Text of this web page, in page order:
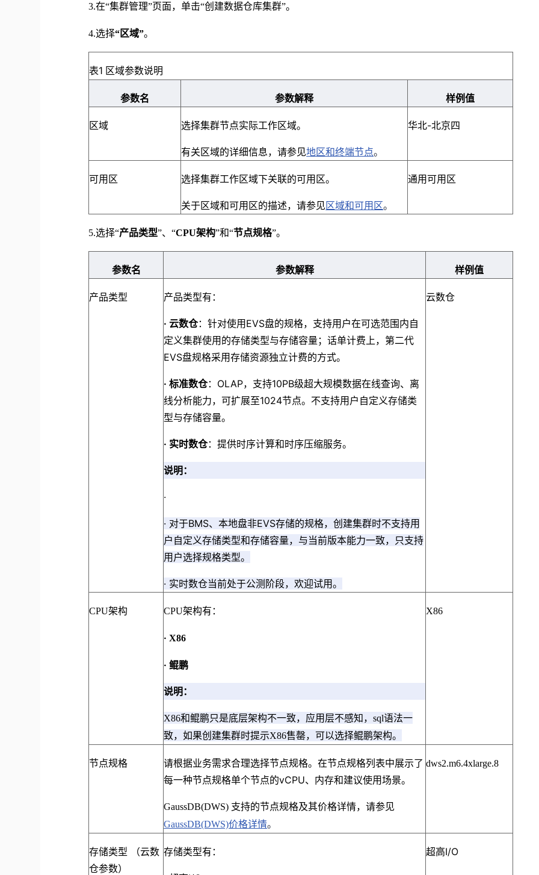
3.在“集群管理”页面，单击“创建数据仓库集群”。
4.选择“区域”。
表1 区域参数说明
参数名 参数解释 样例值
区域 选择集群节点实际工作区域。
有关区域的详细信息，请参见地区和终端节点。
华北-北京四
可用区 选择集群工作区域下关联的可用区。
关于区域和可用区的描述，请参见区域和可用区。
通用可用区
5.选择“产品类型”、“CPU架构”和“节点规格”。
参数名 参数解释 样例值
产品类型 产品类型有：
· 云数仓：针对使用EVS盘的规格，支持用户在可选范围内自
定义集群使用的存储类型与存储容量；话单计费上，第二代
EVS盘规格采用存储资源独立计费的方式。
· 标准数仓：OLAP，支持10PB级超大规模数据在线查询、离
线分析能力，可扩展至1024节点。不支持用户自定义存储类
型与存储容量。
· 实时数仓：提供时序计算和时序压缩服务。
说明：
·
· 对于BMS、本地盘非EVS存储的规格，创建集群时不支持用
户自定义存储类型和存储容量，与当前版本能力一致，只支持
用户选择规格类型。
· 实时数仓当前处于公测阶段，欢迎试用。
云数仓
CPU架构 CPU架构有：
· X86
· 鲲鹏
说明：
X86和鲲鹏只是底层架构不一致，应用层不感知，sql语法一
致，如果创建集群时提示X86售罄，可以选择鲲鹏架构。
X86
节点规格
请根据业务需求合理选择节点规格。在节点规格列表中展示了
每一种节点规格单个节点的vCPU、内存和建议使用场景。
GaussDB(DWS) 支持的节点规格及其价格详情，请参见
GaussDB(DWS)价格详情。
dws2.m6.4xlarge.8
存储类型 （云数
仓参数）
存储类型有： 超高I/O